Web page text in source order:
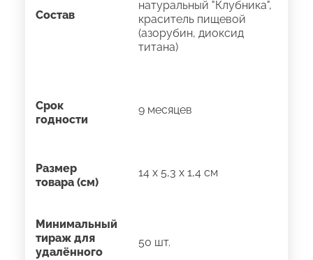
Состав
натуральный "Клубника",
краситель пищевой
(азорубин, диоксид
титана)
Срок
годности
9 месяцев
Размер
товара (см)
14 х 5,3 х 1,4 см
Минимальный
тираж для
удалённого
50 шт.